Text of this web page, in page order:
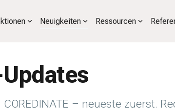
Neuigkeiten Ressourcen
– neueste zuerst.